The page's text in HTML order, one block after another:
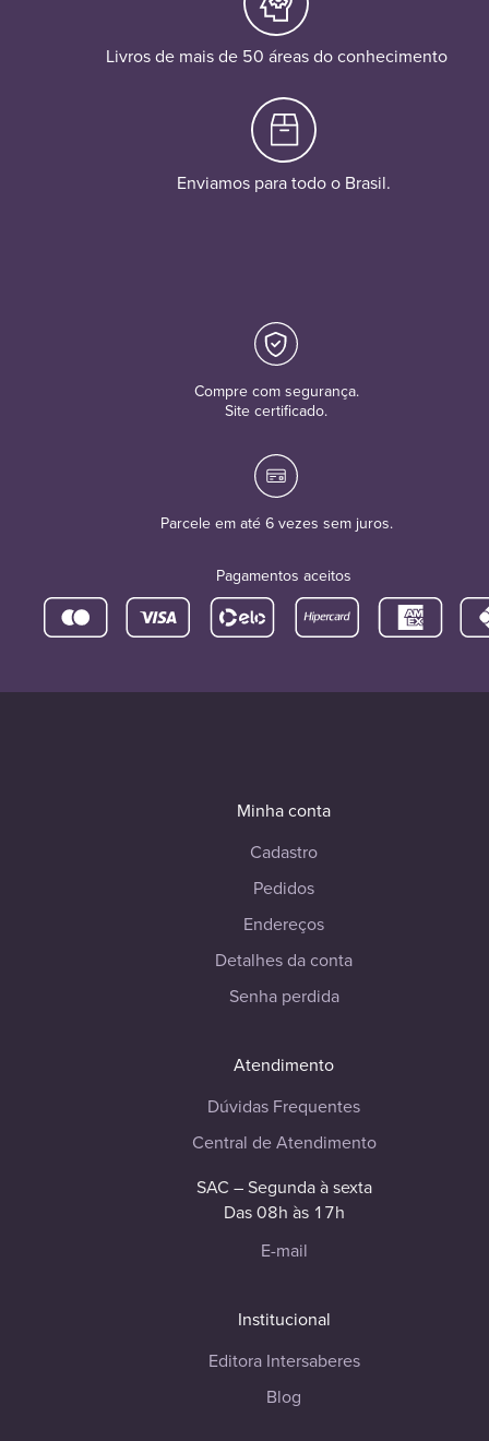
Livros de mais de 50 áreas do conhecimento
Enviamos para todo o Brasil.
Compre com segurança.
Site certificado.
Parcele em até 6 vezes sem juros.
Pagamentos aceitos
Minha conta
Cadastro
Pedidos
Endereços
Detalhes da conta
Senha perdida
Atendimento
Dúvidas Frequentes
Central de Atendimento
SAC – Segunda à sexta
Das 08h às 17h
E-mail
Institucional
Editora Intersaberes
Blog